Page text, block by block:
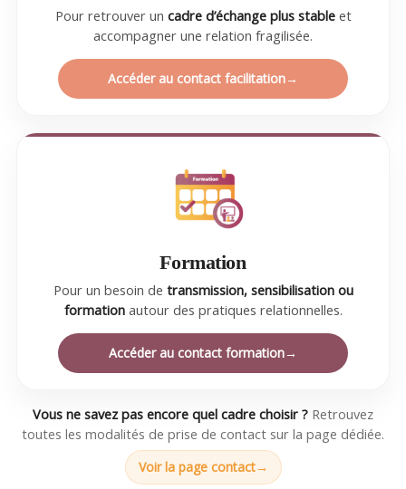
Pour retrouver un cadre d’échange plus stableet
accompagner une relation fragilisée.
Accéder au contact facilitation
Formation
Pour un besoin de transmission, sensibilisation ou
formationautour des pratiques relationnelles.
Accéder au contact formation
Vous ne savez pas encore quel cadre choisir ? Retrouvez
toutes les modalités de prise de contact sur la page dédiée.
Voir la page contact